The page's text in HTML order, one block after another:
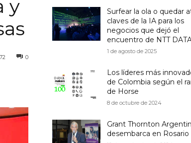
y
0
Surfear la ola o quedar
claves de la IA para los
negocios que dejó el
encuentro de NTT
1 de agosto de 2025
Los líderes más
de Colombia según el
de Horse
8 de octubre de 2024
Grant Thornton
desembarca en Rosario